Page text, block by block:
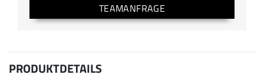
TEAMANFRAGE
PRODUKTDETAILS